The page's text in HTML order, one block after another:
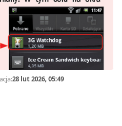
28 lut 2026, 05:49